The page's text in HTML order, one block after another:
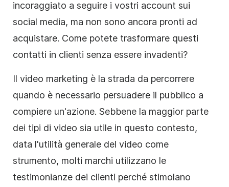
incoraggiato a seguire i vostri account sui
social media, ma non sono ancora pronti ad
acquistare. Come potete trasformare questi
contatti in clienti senza essere invadenti?
Il video marketing è la strada da percorrere
quando è necessario persuadere il pubblico a
compiere un'azione. Sebbene la maggior parte
dei tipi di video sia utile in questo contesto,
data l'utilità generale del video come
strumento, molti marchi utilizzano le
testimonianze dei clienti perché stimolano